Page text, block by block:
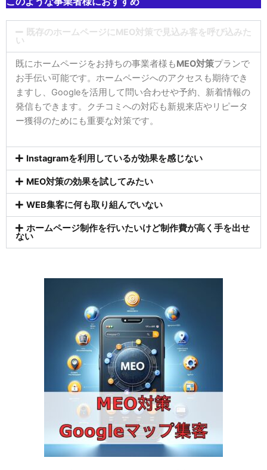
既存のホームページにMEO対策で見込み客を呼び込みた
い
既にホームページをお持ちの事業者様もMEO対策プランで
お手伝い可能です。ホームページへのアクセスも期待でき
ますし、Googleを活用して問い合わせや予約、新着情報の
発信もできます。クチコミへの対応も新規来店やリピータ
ー獲得のためにも重要な対策です。
Instagramを利用しているが効果を感じない
MEO対策の効果を試してみたい
WEB集客に何も取り組んでいない
ホームページ制作を行いたいけど制作費が高く手を出せ
ない